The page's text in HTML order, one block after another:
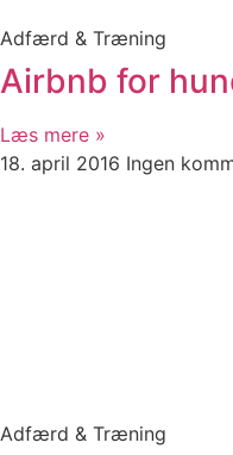
Adfærd & Træning
Airbnb for
Læs mere »
18. april 2016 Ingen
Adfærd & Træning